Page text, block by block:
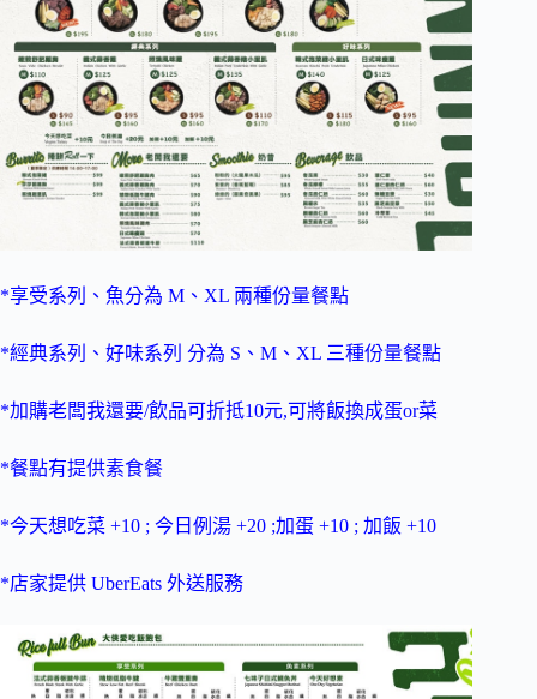
*享受系列、魚分為 M、XL 兩種份量餐點
*經典系列、好味系列 分為 S、M、XL 三種份量餐點
*加購老闆我還要/飲品可折抵10元,可將飯換成蛋or菜
*餐點有提供素食餐
*今天想吃菜 +10 ; 今日例湯 +20 ;加蛋 +10 ; 加飯 +10
*店家提供 UberEats 外送服務